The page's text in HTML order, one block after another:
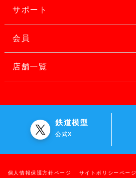
サポート
会員
店舗一覧
鉄道模型
公式X
個人情報保護方針ページ サイトポリシーページ